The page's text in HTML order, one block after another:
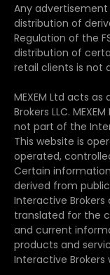
Any
distribution of
Regulation of the
distribution of
retail clients is not
MEXEM Ltd acts
Brokers LLC.
not part of the
This website is
operated,
Certain
derived from
Interactive
translated for the
and current
products and
Interactive Brokers